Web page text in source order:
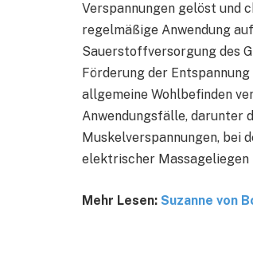
Verspannungen gelöst und
regelmäßige Anwendung
Sauerstoffversorgung des
Förderung der
allgemeine Wohlbefinden
Anwendungsfälle, darunter
Muskelverspannungen, bei
elektrischer
Mehr Lesen: Suzanne von